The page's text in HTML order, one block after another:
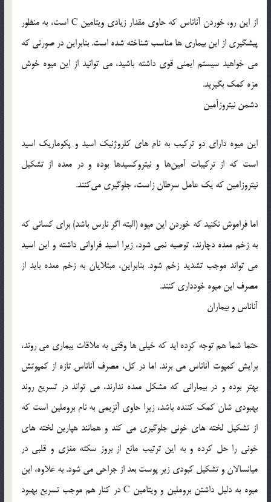
از این رو، خوردن آناناس که حاوی مقدار زیادی ویتامین C است، به منظور
پیشگیری از این بیماری ‌ها مناسب شناخته شده است. بنابراین در صورتی كه
می ‌خواهید سیستم ایمنی قوی داشته باشید، می ‌توانید از این میوه خوش‌
مزه کمک بگیرید.
دشمن نیتروزآمین
این میوه دارای دو ترکیب به نام‌ های کلروژنیک اسید و پکوماریک اسید
است که از ترکیبات آمین‌ها و نیتروکسیدها بوده و در معده از تشکیل
نیتروزامین‌ که یک عامل سرطان ‌زاست، جلوگیری می‌کنند.
اما فراموش نكنید كه خوردن این میوه (البته اگر نارس باشد) برای كسانی كه
به زخم معده دچارند، توصیه نمی ‌شود، زیرا اسید فراوانی داشته و این اسید
می‌ تواند موجب تشدید زخم شود. بنابراین، مبتلایان به زخم معده باید از
مصرف این میوه خودداری كنند.
آناناس و بیماران
حتما شما هم توجه کرده ‌اید که خیلی‌ ها وقتی به ملاقات بیماری می‌ روند،
برایش کمپوت آناناس می ‌برند. اما در كل، مصرف آناناس تازه از کمپوتش
بهتر بوده و در بیمارانی که مشکل معده ندارند، می ‌تواند در تسریع روند
بهبودی ‌شان کمک‌ کننده باشد، زیرا حاوی آنزیمی‌ به نام بروملین است که
از تشکیل لخته ‌های خونی جلوگیری می ‌کند و همانند هپارین لخته ‌های
خونی را حل كرده و به این ترتیب مانع از بروز سکته مغزی و قلبی در
میانسالان و تشكیل كبودی زیر پوست بعد از جراحی می ‌شود. به علاوه، این
میوه به دلیل داشتن بروملین و ویتامین C در كنار هم موجب تسریع بهبود